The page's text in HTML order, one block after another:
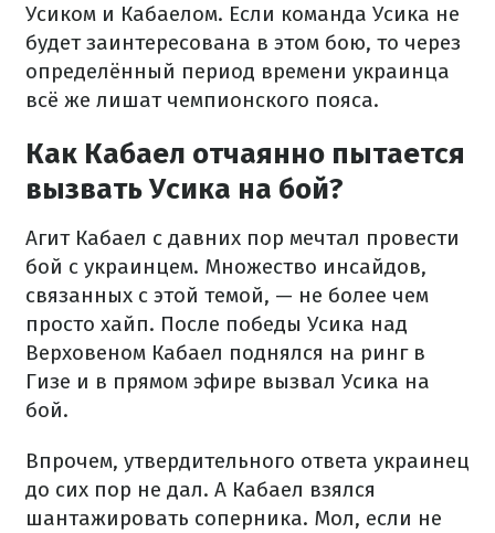
Усиком и Кабаелом. Если команда Усика не
будет заинтересована в этом бою, то через
определённый период времени украинца
всё же лишат чемпионского пояса.
Как Кабаел отчаянно пытается
вызвать Усика на бой?
Агит Кабаел с давних пор мечтал провести
бой с украинцем. Множество инсайдов,
связанных с этой темой, — не более чем
просто хайп. После победы Усика над
Верховеном Кабаел поднялся на ринг в
Гизе и в прямом эфире вызвал Усика на
бой.
Впрочем, утвердительного ответа украинец
до сих пор не дал. А Кабаел взялся
шантажировать соперника. Мол, если не